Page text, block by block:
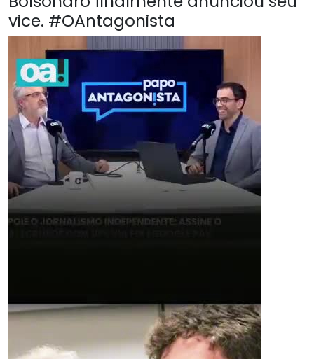
vice. #OAntagonista